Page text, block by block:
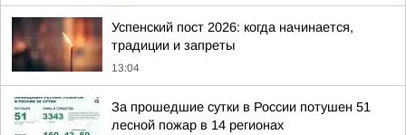
Успенский пост 2026: когда начинается,
традиции и запреты
13:04
За прошедшие сутки в России потушен 51
лесной пожар в 14 регионах